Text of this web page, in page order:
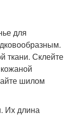
для
ткани. Склейте
шилом
Их длина